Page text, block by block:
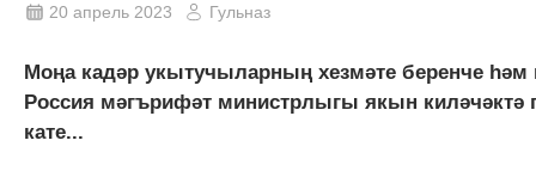
20 апрель 2023 Гульназ
Моңа кадәр укытучыларның хезмәте беренче
Россия мәгърифәт министрлыгы якын киләчәктә
кате...